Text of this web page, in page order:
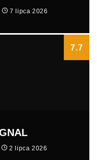
7 lipca 2026
7.7
2 lipca 2026